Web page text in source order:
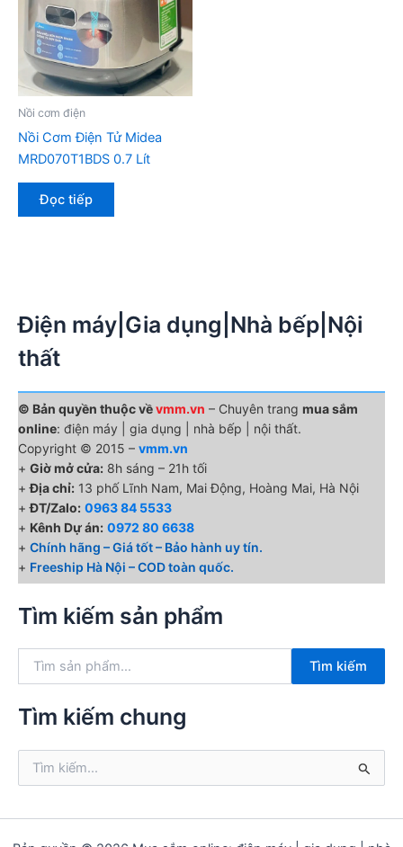
Nồi cơm điện
Nồi Cơm Điện Tử Midea
MRD070T1BDS 0.7 Lít
Đọc tiếp
Điện máy|Gia dụng|Nhà bếp|Nội
thất
© Bản quyền thuộc vềvmm.vn – Chuyên trang mua sắm
online: điện máy | gia dụng | nhà bếp | nội thất.
Copyright © 2015 – vmm.vn
+ Giờ mở cửa: 8h sáng – 21h tối
+Địa chỉ: 13 phố Lĩnh Nam, Mai Động, Hoàng Mai, Hà Nội
+ĐT/Zalo: 0963 84 5533
+ Kênh Dự án: 0972 80 6638
+ Chính hãng – Giá tốt – Bảo hành uy tín.
+ Freeship Hà Nội – COD toàn quốc.
Tìm kiếm sản phẩm
k
:
Tìm kiếm
Tìm kiếm chung